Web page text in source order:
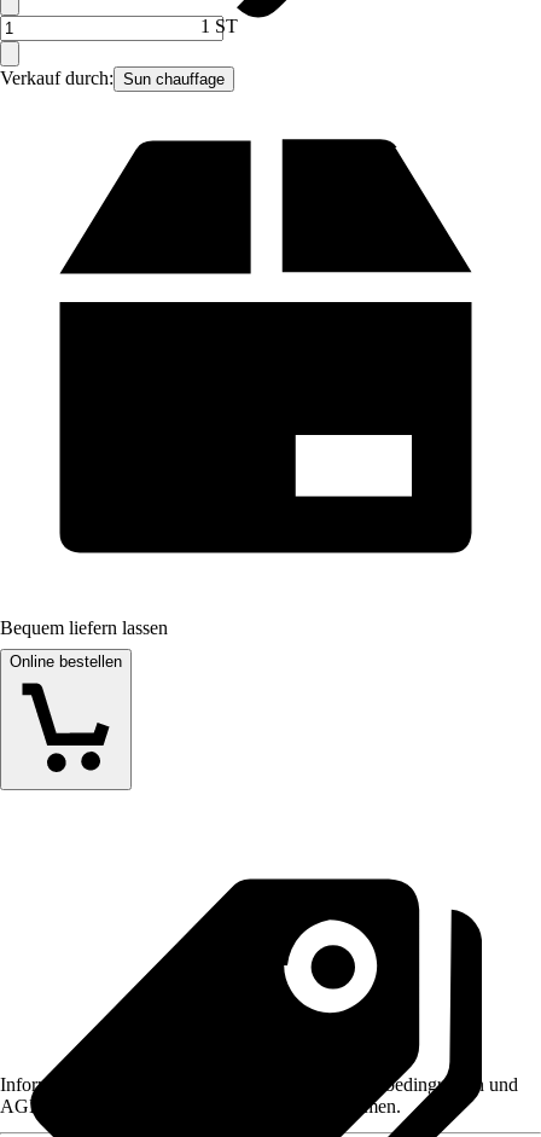
Verkauf durch: Sun chauffage
1 ST
Bequem liefern lassen
Online bestellen
Informationen des Verkäufers, wie z. B. Rückgabebedingungen und
AGB, finden Sie bei Klick auf den Verkäufernamen.